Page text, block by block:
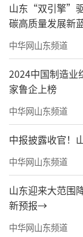
02读书
是读书的最高
我有一
山东“双引擎”
碳高质量发展新
中华网山东频道
2024中国制造业
家鲁企上榜
中华网山东频道
中报披露收官！
中华网山东频道
山东迎来大范围
新预报→
中华网山东频道